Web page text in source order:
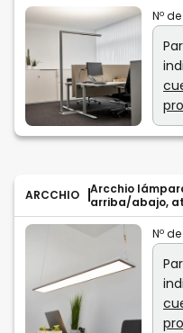
Nº
ARCCHIO
Arcchio
arriba/abajo,
Nº